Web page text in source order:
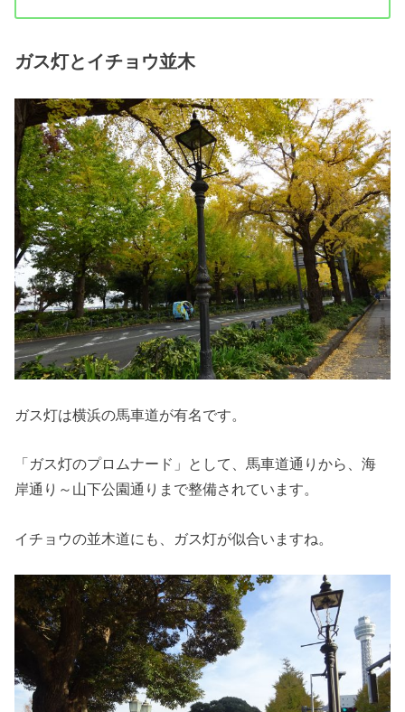
ガス灯とイチョウ並木
ガス灯は横浜の馬車道が有名です。
「ガス灯のプロムナード」として、馬車道通りから、海
岸通り～山下公園通りまで整備されています。
イチョウの並木道にも、ガス灯が似合いますね。